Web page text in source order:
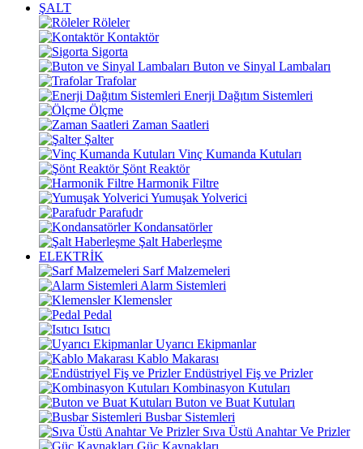
ŞALT
Röleler
Kontaktör
Sigorta
Buton ve Sinyal Lambaları
Trafolar
Enerji Dağıtım Sistemleri
Ölçme
Zaman Saatleri
Şalter
Vinç Kumanda Kutuları
Şönt Reaktör
Harmonik Filtre
Yumuşak Yolverici
Parafudr
Kondansatörler
Şalt Haberleşme
ELEKTRİK
Sarf Malzemeleri
Alarm Sistemleri
Klemensler
Pedal
Isıtıcı
Uyarıcı Ekipmanlar
Kablo Makarası
Endüstriyel Fiş ve Prizler
Kombinasyon Kutuları
Buton ve Buat Kutuları
Busbar Sistemleri
Sıva Üstü Anahtar Ve Prizler
Güç Kaynakları